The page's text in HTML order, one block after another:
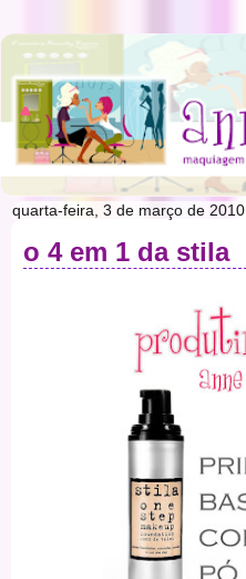
quarta-feira, 3 de março de 2010
o 4 em 1 da stila